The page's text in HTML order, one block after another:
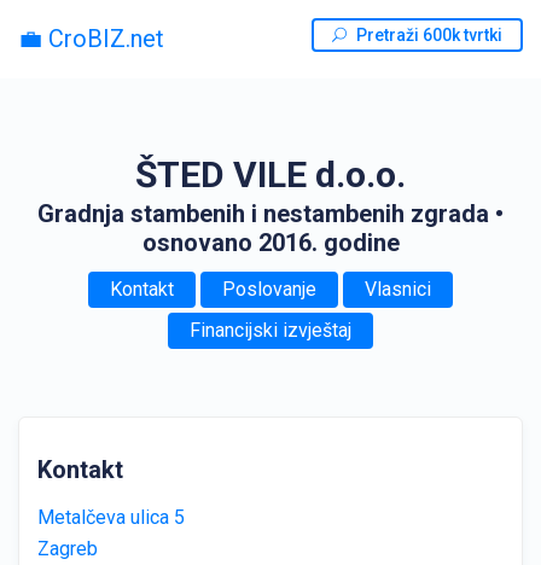
💼 CroBIZ.net Pretraži 600k tvrtki
ŠTED VILE d.o.o.
Gradnja stambenih i nestambenih zgrada •
osnovano 2016. godine
Kontakt Poslovanje
Vlasnici
Financijski izvještaj
Kontakt
Metalčeva ulica 5
Zagreb